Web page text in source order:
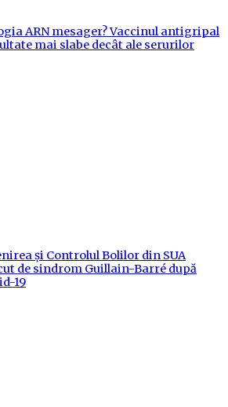
ARN mesager? Vaccinul antigripal
mai slabe decât ale serurilor
și Controlul Bolilor din SUA
de sindrom Guillain-Barré după
19